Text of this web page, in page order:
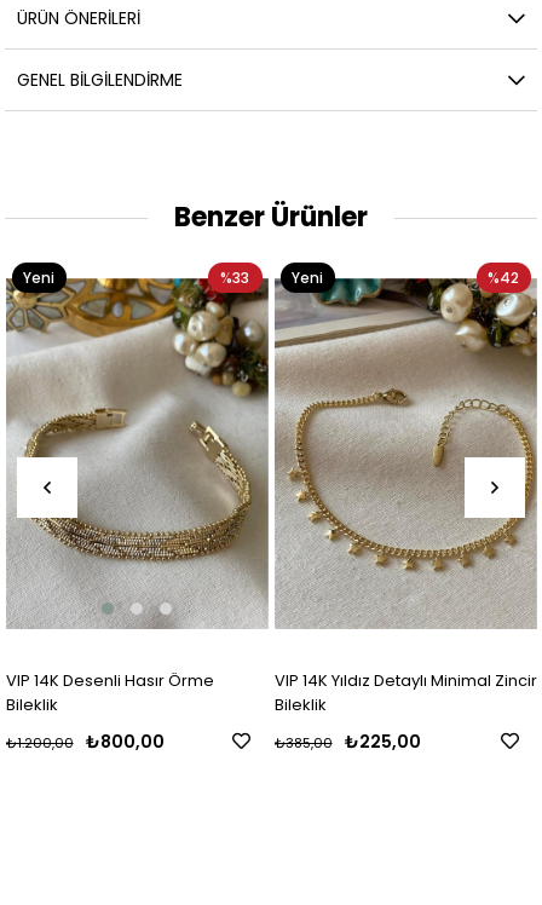
ÜRÜN ÖNERILERI
GENEL BILGILENDIRME
Benzer Ürünler
VIP 14K Desenli Hasır Örme
Bileklik
₺800,00
₺1.200,00
%33
Yeni
Ürün
VIP 14K Yıldız Detaylı Minimal Zincir
Bileklik
₺225,00
₺385,00
%42
Yeni
Ürün